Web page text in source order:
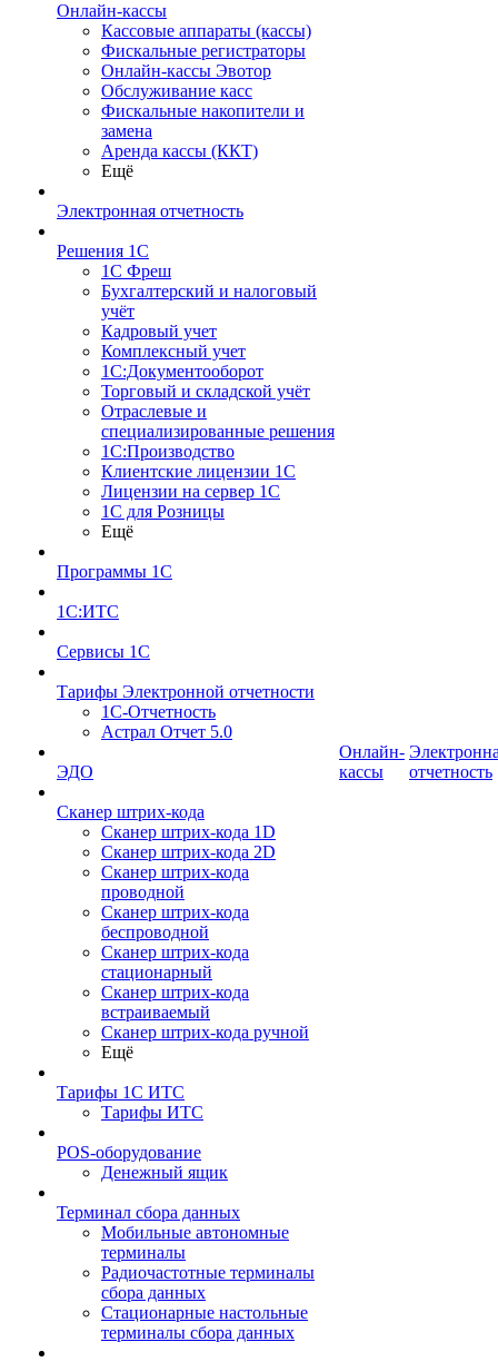
Онлайн-кассы
Кассовые аппараты (кассы)
Фискальные регистраторы
Онлайн-кассы Эвотор
Обслуживание касс
Фискальные накопители и
замена
Аренда кассы (ККТ)
Ещё
Электронная отчетность
Решения 1С
1С Фреш
Бухгалтерский и налоговый
учёт
Кадровый учет
Комплексный учет
1С:Документооборот
Торговый и складской учёт
Отраслевые и
специализированные решения
1С:Производство
Клиентские лицензии 1С
Лицензии на сервер 1С
1С для Розницы
Ещё
Программы 1С
1С:ИТС
Сервисы 1С
Тарифы Электронной отчетности
1С-Отчетность
Астрал Отчет 5.0
ЭДО
Сканер штрих-кода
Сканер штрих-кода 1D
Сканер штрих-кода 2D
Сканер штрих-кода
проводной
Сканер штрих-кода
беспроводной
Сканер штрих-кода
стационарный
Сканер штрих-кода
встраиваемый
Сканер штрих-кода ручной
Ещё
Тарифы 1С ИТС
Тарифы ИТС
POS-оборудование
Денежный ящик
Терминал сбора данных
Мобильные автономные
терминалы
Радиочастотные терминалы
сбора данных
Стационарные настольные
терминалы сбора данных
Онлайн-
кассы
отчетность